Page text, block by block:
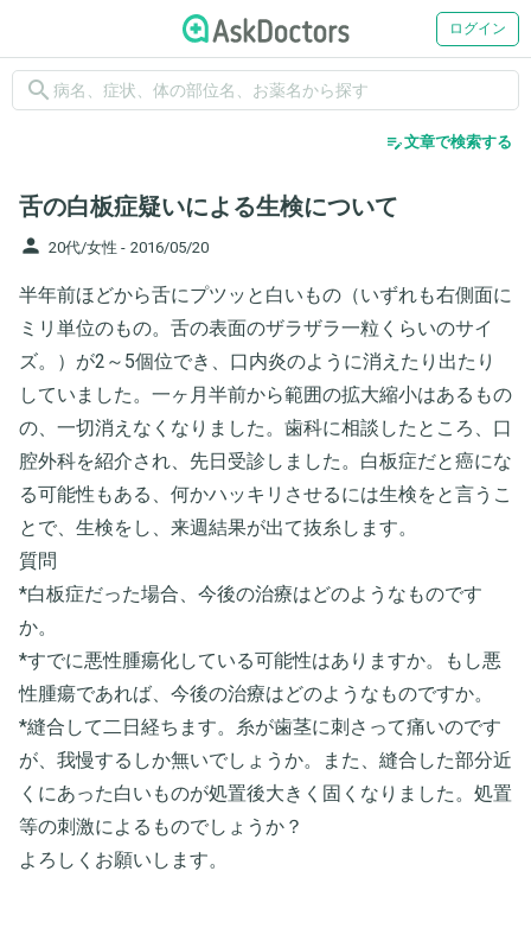
ログイン
search
edit_note文章で検索する
舌の白板症疑いによる生検について
person 20代/女性 - 2016/05/20
半年前ほどから舌にプツッと白いもの（いずれも右側面に
ミリ単位のもの。舌の表面のザラザラ一粒くらいのサイ
ズ。）が2～5個位でき、口内炎のように消えたり出たり
していました。一ヶ月半前から範囲の拡大縮小はあるもの
の、一切消えなくなりました。歯科に相談したところ、口
腔外科を紹介され、先日受診しました。白板症だと癌にな
る可能性もある、何かハッキリさせるには生検をと言うこ
とで、生検をし、来週結果が出て抜糸します。
質問
*白板症だった場合、今後の治療はどのようなものです
か。
*すでに悪性腫瘍化している可能性はありますか。もし悪
性腫瘍であれば、今後の治療はどのようなものですか。
*縫合して二日経ちます。糸が歯茎に刺さって痛いのです
が、我慢するしか無いでしょうか。また、縫合した部分近
くにあった白いものが処置後大きく固くなりました。処置
等の刺激によるものでしょうか？
よろしくお願いします。